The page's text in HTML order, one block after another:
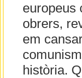
europeus
obrers,
em
història.